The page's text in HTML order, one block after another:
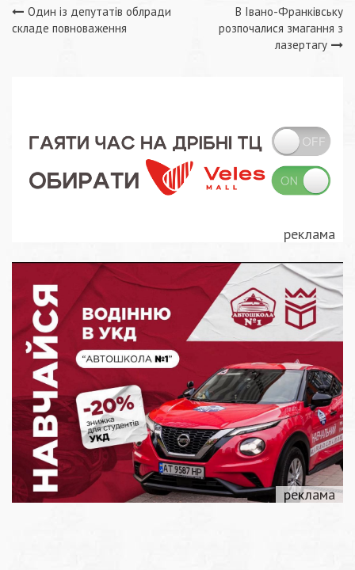
Навігація
Один із депутатів облради
складе повноваження
В Івано-Франківську
розпочалися змагання з
лазертагу